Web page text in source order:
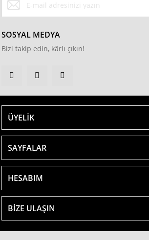
SOSYAL MEDYA
Bizi takip edin, kârlı çıkın!
ÜYELİK
SAYFALAR
HESABIM
BİZE ULAŞIN